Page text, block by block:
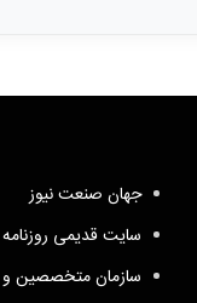
جهان صنعت نیوز
سایت قدیمی
سازمان متخصصین و